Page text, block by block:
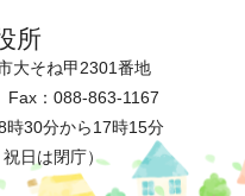
所
大そね甲2301番地
Fax：088-863-1167
時30分から17時15分
祝日は閉庁）